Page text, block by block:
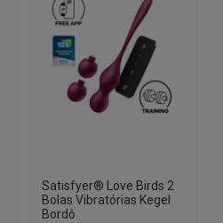
Satisfyer® Love Birds 2
Bolas Vibratórias Kegel
Bordô